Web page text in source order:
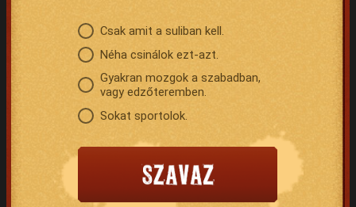
Csak amit a suliban kell.
Néha csinálok ezt-azt.
Gyakran mozgok a szabadban,
vagy edzőteremben.
Sokat sportolok.